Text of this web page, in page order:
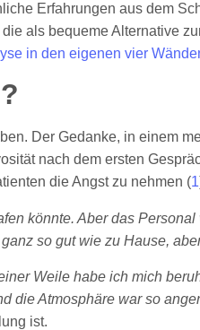
Erfahrungen aus dem
als bequeme Alternative
in den eigenen vier
Der Gedanke, in einem
nach dem ersten
die Angst zu nehmen (1
könnte. Aber das
so gut wie zu Hause,
Weile habe ich mich
die Atmosphäre war so
ist.